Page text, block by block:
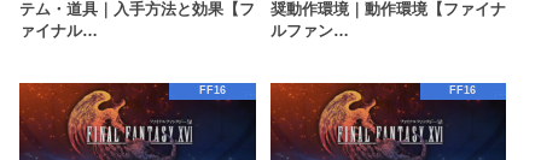
テム・道具｜入手方法と効果【フ
ァイナル…
奨動作環境｜動作環境【ファイナ
ルファン…
FF16 FF16